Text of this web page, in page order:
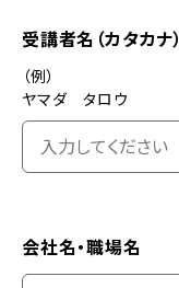
受講者名（カタカナ）
（例）
ヤマダ タロウ
会社名・職場名